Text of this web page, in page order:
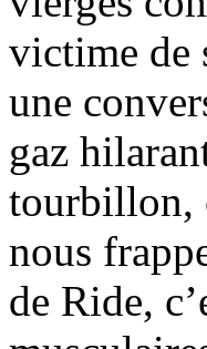
victime de
une
gaz
tourbillon,
nous
de Ride,